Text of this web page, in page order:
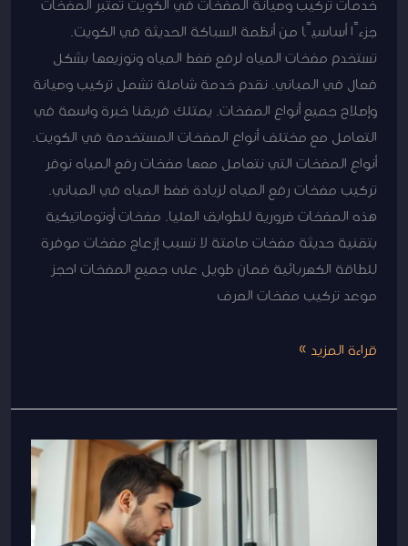
خدمات تركيب وصيانة المضخات في الكويت تعتبر المضخات
جزءًا أساسيًا من أنظمة السباكة الحديثة في الكويت.
تستخدم مضخات المياه لرفع ضغط المياه وتوزيعها بشكل
فعال في المباني. نقدم خدمة شاملة تشمل تركيب وصيانة
وإصلاح جميع أنواع المضخات. يمتلك فريقنا خبرة واسعة في
التعامل مع مختلف أنواع المضخات المستخدمة في الكويت.
أنواع المضخات التي نتعامل معها مضخات رفع المياه نوفر
تركيب مضخات رفع المياه لزيادة ضغط المياه في المباني.
هذه المضخات ضرورية للطوابق العليا. مضخات أوتوماتيكية
بتقنية حديثة مضخات صامتة لا تسبب إزعاج مضخات موفرة
للطاقة الكهربائية ضمان طويل على جميع المضخات احجز
موعد تركيب مضخات الصرف
قراءة المزيد »